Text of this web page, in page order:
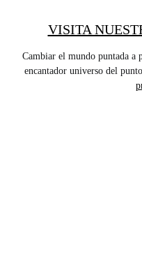
VISITA
Cambiar el mundo puntada a
encantador universo del